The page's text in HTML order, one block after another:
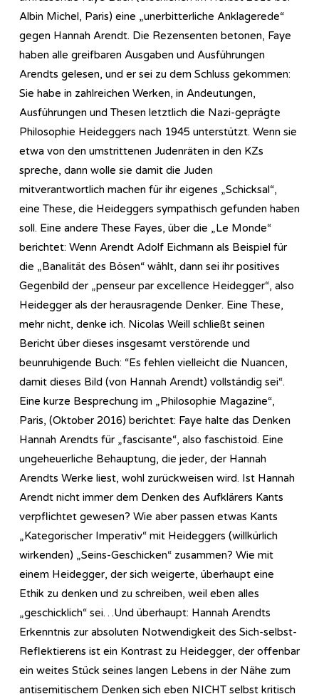
Albin Michel, Paris) eine „unerbitterliche Anklagerede“
gegen Hannah Arendt. Die Rezensenten betonen, Faye
haben alle greifbaren Ausgaben und Ausführungen
Arendts gelesen, und er sei zu dem Schluss gekommen:
Sie habe in zahlreichen Werken, in Andeutungen,
Ausführungen und Thesen letztlich die Nazi-geprägte
Philosophie Heideggers nach 1945 unterstützt. Wenn sie
etwa von den umstrittenen Judenräten in den KZs
spreche, dann wolle sie damit die Juden
mitverantwortlich machen für ihr eigenes „Schicksal“,
eine These, die Heideggers sympathisch gefunden haben
soll. Eine andere These Fayes, über die „Le Monde“
berichtet: Wenn Arendt Adolf Eichmann als Beispiel für
die „Banalität des Bösen“ wählt, dann sei ihr positives
Gegenbild der „penseur par excellence Heidegger“, also
Heidegger als der herausragende Denker. Eine These,
mehr nicht, denke ich. Nicolas Weill schließt seinen
Bericht über dieses insgesamt verstörende und
beunruhigende Buch: “Es fehlen vielleicht die Nuancen,
damit dieses Bild (von Hannah Arendt) vollständig sei“.
Eine kurze Besprechung im „Philosophie Magazine“,
Paris, (Oktober 2016) berichtet: Faye halte das Denken
Hannah Arendts für „fascisante“, also faschistoid. Eine
ungeheuerliche Behauptung, die jeder, der Hannah
Arendts Werke liest, wohl zurückweisen wird. Ist Hannah
Arendt nicht immer dem Denken des Aufklärers Kants
verpflichtet gewesen? Wie aber passen etwas Kants
„Kategorischer Imperativ“ mit Heideggers (willkürlich
wirkenden) „Seins-Geschicken“ zusammen? Wie mit
einem Heidegger, der sich weigerte, überhaupt eine
Ethik zu denken und zu schreiben, weil eben alles
„geschicklich“ sei…Und überhaupt: Hannah Arendts
Erkenntnis zur absoluten Notwendigkeit des Sich-selbst-
Reflektierens ist ein Kontrast zu Heidegger, der offenbar
ein weites Stück seines langen Lebens in der Nähe zum
antisemitischem Denken sich eben NICHT selbst kritisch